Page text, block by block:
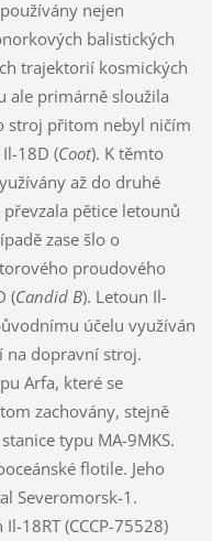
nejen
balistických
trajektorií kosmických
ale primárně sloužila
stroj přitom nebyl ničím
18D (Coot). K těmto
až do druhé
pětice letounů
zase šlo o
proudového
(Candid B). Letoun Il-
účelu využíván
na dopravní stroj.
Arfa, které se
zachovány, stejně
typu MA-9MKS.
flotile. Jeho
Severomorsk-1.
18RT (CCCP-75528)